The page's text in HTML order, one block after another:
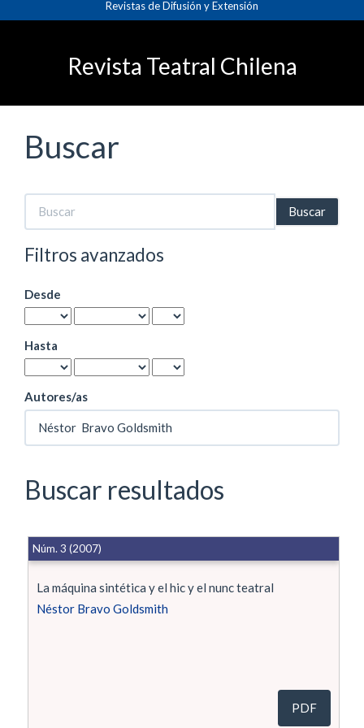
principal
principal
Revistas de Difusión y Extensión
Revista Teatral Chilena
Buscar
Buscar
artículos
por
Filtros avanzados
Desde
Hasta
Autores/as
Buscar resultados
La máquina sintética y el hic y el nunc teatral
Néstor Bravo Goldsmith
Núm. 3 (2007)
PDF